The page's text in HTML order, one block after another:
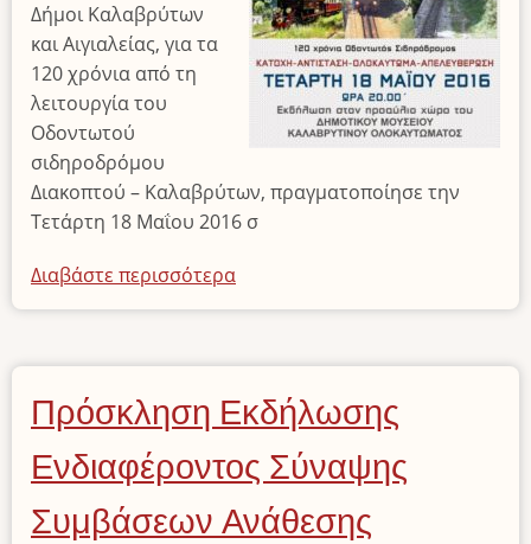
Δήμοι Καλαβρύτων
και Αιγιαλείας, για τα
120 χρόνια από τη
λειτουργία του
Οδοντωτού
σιδηροδρόμου
Διακοπτού – Καλαβρύτων, πραγματοποίησε την
Τετάρτη 18 Μαΐου 2016 σ
Διαβάστε περισσότερα
το
Μαΐου
2016
Διεθνής
Ημέρα
Μουσείων
Πρόσκληση Εκδήλωσης
Ενδιαφέροντος Σύναψης
Συμβάσεων Ανάθεσης